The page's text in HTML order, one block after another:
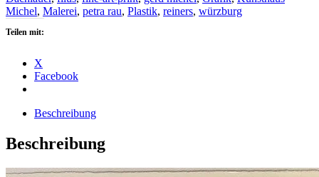
Menge
Michel, Malerei, petra rau, Plastik, reiners, würzburg
Teilen mit:
X
Facebook
Beschreibung
Beschreibung